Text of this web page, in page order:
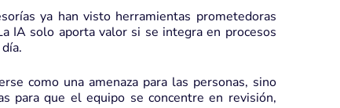
ya han visto herramientas prometedoras
IA solo aporta valor si se integra en procesos
como una amenaza para las personas, sino
para que el equipo se concentre en revisión,